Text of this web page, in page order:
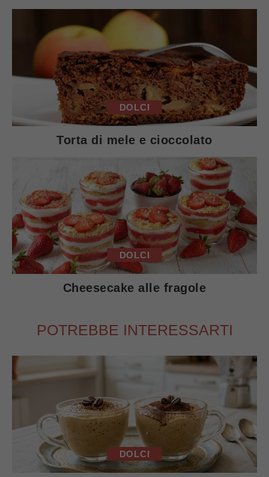
DOLCI
Torta di mele e cioccolato
DOLCI
Cheesecake alle fragole
POTREBBE INTERESSARTI
DOLCI